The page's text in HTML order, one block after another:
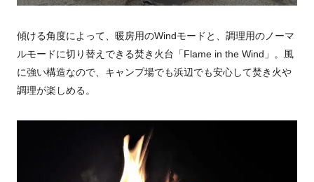
傾ける角度によって、暖房用のWindモードと、調理用のノーマ
ルモードに切り替えできる焚き火台「Flame in the Wind」。風
に強い構造なので、キャンプ場でも浜辺でも安心して焚き火や
調理が楽しめる。